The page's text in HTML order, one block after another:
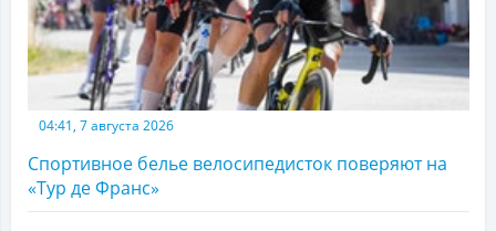
04:41, 7 августа 2026
Спортивное белье велосипедисток поверяют на
«Тур де Франс»